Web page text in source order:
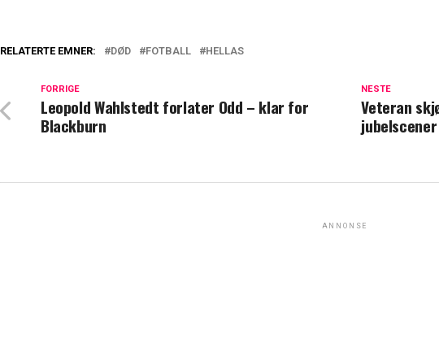
RELATERTE EMNER: DØD FOTBALL HELLAS
NESTE
Veteran
FORRIGE
Leopold Wahlstedt forlater Odd – klar for
Blackburn
ANNONSE